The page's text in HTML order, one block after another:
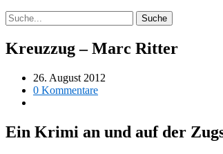
Kreuzzug – Marc Ritter
26. August 2012
0 Kommentare
Ein Krimi an und auf der